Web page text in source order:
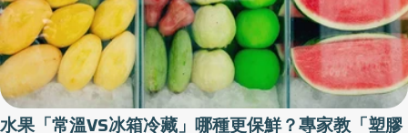
水果「常溫VS冰箱冷藏」哪種更保鮮？專家教「塑膠